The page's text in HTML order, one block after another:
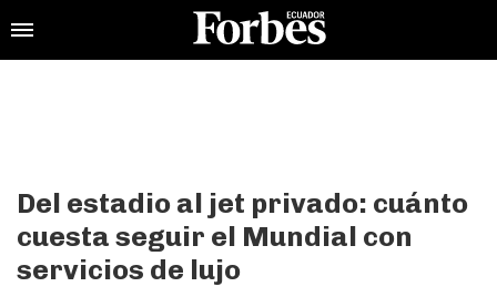
Del estadio al jet privado: cuánto
cuesta seguir el Mundial con
servicios de lujo